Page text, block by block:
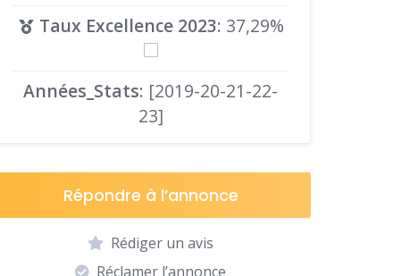
Taux Excellence 2023: 37,29%
Années_Stats: [2019-20-21-22-
23]
Répondre à l’annonce
Rédiger un avis
Réclamer l’annonce